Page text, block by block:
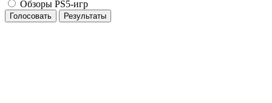
Обзоры PS5-игр
Голосовать Результаты